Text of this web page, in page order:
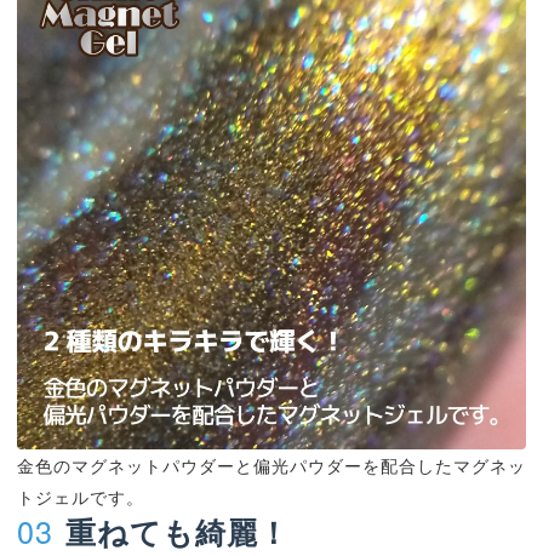
金色のマグネットパウダーと偏光パウダーを配合したマグネッ
トジェルです。
03 重ねても綺麗！